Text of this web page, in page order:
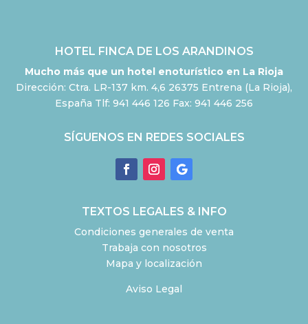
HOTEL FINCA DE LOS ARANDINOS
Mucho más que un hotel enoturístico en La Rioja
Dirección: Ctra. LR-137 km. 4,6 26375 Entrena (La Rioja),
España Tlf: 941 446 126 Fax: 941 446 256
SÍGUENOS EN REDES SOCIALES
TEXTOS LEGALES & INFO
Condiciones generales de venta
Trabaja con nosotros
Mapa y localización
Aviso Legal